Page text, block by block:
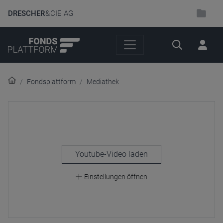
DRESCHER& CIE AG
Suche
Fondsplattform Mediathek
laden
Einstellungen öffnen